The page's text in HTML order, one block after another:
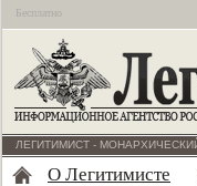
Бесплатно
ЛЕГИТИМИСТ -
О Легитимисте